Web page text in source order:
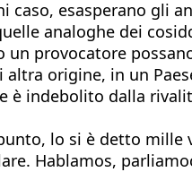
caso, esasperano gli
analoghe dei
un provocatore
altra origine, in un
indebolito dalla
lo si è detto
Hablamos,